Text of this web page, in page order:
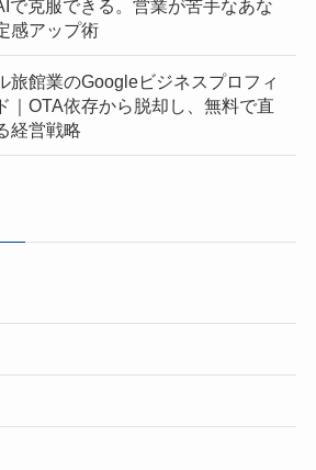
で克服できる。営業が苦手なあな
感アップ術
旅館業のGoogleビジネスプロフィ
｜OTA依存から脱却し、無料で直
経営戦略